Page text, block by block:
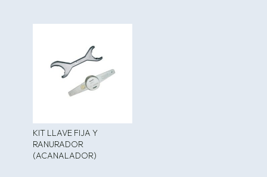
KIT LLAVE FIJA Y
RANURADOR
(ACANALADOR)